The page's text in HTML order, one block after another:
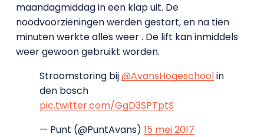
maandagmiddag in een klap uit. De
noodvoorzieningen werden gestart, en na tien
minuten werkte alles weer . De lift kan inmiddels
weer gewoon gebruikt worden.
Stroomstoring bij@AvansHogeschoolin
den bosch
pic.twitter.com/GgD3SPTptS
— Punt (@PuntAvans) 15 mei 2017